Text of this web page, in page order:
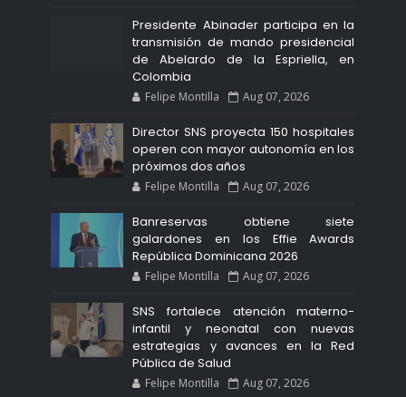
Presidente Abinader participa en la
transmisión de mando presidencial
de Abelardo de la Espriella, en
Colombia
Felipe Montilla Aug 07, 2026
Director SNS proyecta 150 hospitales
operen con mayor autonomía en los
próximos dos años
Felipe Montilla Aug 07, 2026
Banreservas obtiene siete
galardones en los Effie Awards
República Dominicana 2026
Felipe Montilla Aug 07, 2026
SNS fortalece atención materno-
infantil y neonatal con nuevas
estrategias y avances en la Red
Pública de Salud
Felipe Montilla Aug 07, 2026